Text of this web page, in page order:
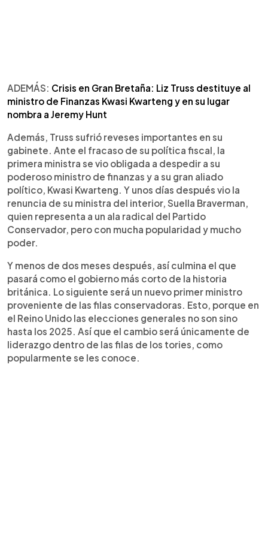
ADEMÁS: Crisis en Gran Bretaña: Liz Truss destituye al
ministro de Finanzas Kwasi Kwarteng y en su lugar
nombra a Jeremy Hunt
Además, Truss sufrió reveses importantes en su
gabinete. Ante el fracaso de su política fiscal, la
primera ministra se vio obligada a despedir a su
poderoso ministro de finanzas y a su gran aliado
político, Kwasi Kwarteng. Y unos días después vio la
renuncia de su ministra del interior, Suella Braverman,
quien representa a un ala radical del Partido
Conservador, pero con mucha popularidad y mucho
poder.
Y menos de dos meses después, así culmina el que
pasará como el gobierno más corto de la historia
británica. Lo siguiente será un nuevo primer ministro
proveniente de las filas conservadoras. Esto, porque en
el Reino Unido las elecciones generales no son sino
hasta los 2025. Así que el cambio será únicamente de
liderazgo dentro de las filas de los tories, como
popularmente se les conoce.